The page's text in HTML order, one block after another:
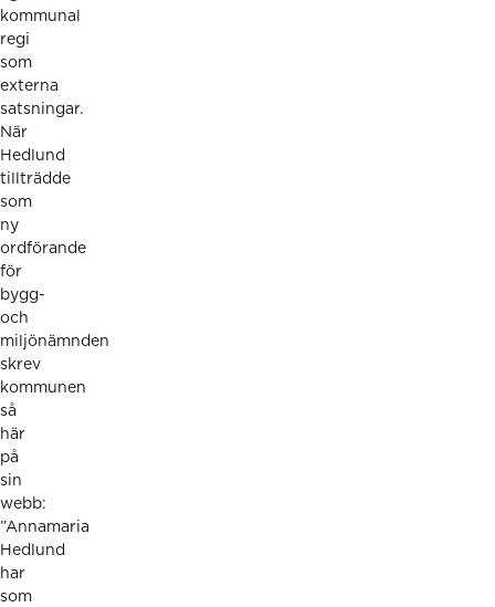
kommunal
regi
som
externa
satsningar.
När
Hedlund
tillträdde
som
ny
ordförande
för
bygg-
och
miljönämnden
skrev
kommunen
så
här
på
sin
webb:
”Annamaria
Hedlund
har
som